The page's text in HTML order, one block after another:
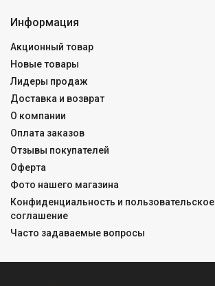
Информация
Акционный товар
Новые товары
Лидеры продаж
Доставка и возврат
О компании
Оплата заказов
Отзывы покупателей
Оферта
Фото нашего магазина
Конфиденциальность и пользовательское
соглашение
Часто задаваемые вопросы